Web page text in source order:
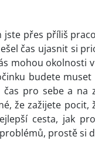
jste přes příliš
čas ujasnit si
mohou
budete
pro sebe a na
že zažijete
cesta, jak
prostě si